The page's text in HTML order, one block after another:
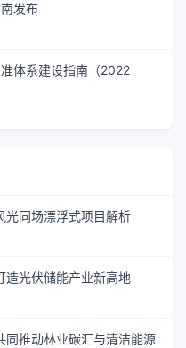
发布
体系建设指南（2022
光同场漂浮式项目解析
造光伏储能产业新高地
同推动林业碳汇与清洁能源